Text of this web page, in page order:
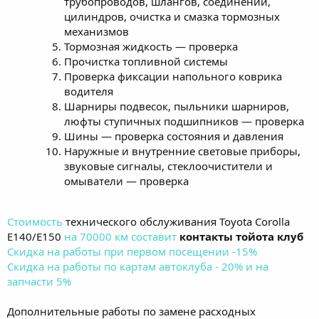
цилиндров, очистка и смазка тормозных
механизмов
Тормозная жидкость — проверка
Прочистка топливной системы
Проверка фиксации напольного коврика
водителя
Шарниры подвесок, пыльники шарниров,
люфты ступичных подшипников — проверка
Шины — проверка состояния и давления
Наружные и внутренние световые приборы,
звуковые сигналы, стеклоочистители и
омыватели — проверка
Стоимость технического обслуживания Toyota Corolla
E140/E150 на 70000 км составит контакты тойота клуб
Скидка на работы при первом посещении -15%
Скидка на работы по картам автоклуба - 20% и на
запчасти 5%
Дополнительные работы по замене расходных